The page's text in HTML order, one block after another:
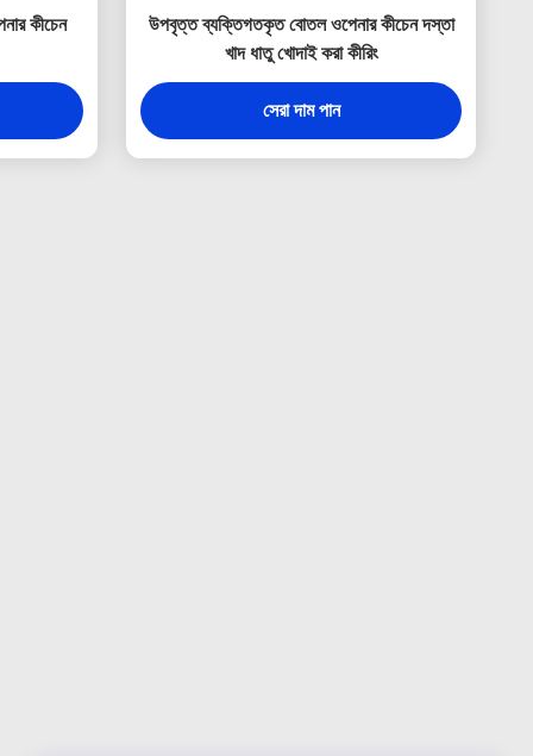
কীচেন
উপবৃত্ত ব্যক্তিগতকৃত বোতল ওপেনার কীচেন দস্তা
খাদ ধাতু খোদাই করা কীরিং
সেরা দাম পান